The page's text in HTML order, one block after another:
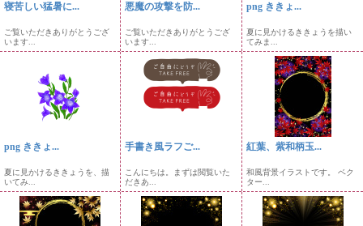
寝苦しい猛暑に...
ご覧いただきありがとうござ
います...
悪魔の攻撃を防...
ご覧いただきありがとうござ
います...
png ききょ...
夏に見かけるききょうを描い
てみま...
png ききょ...
夏に見かけるききょうを、描
いてみ...
手書き風ラフご...
こんにちは。まずは閲覧いた
だきあ...
紅葉、紫和柄玉...
和風背景イラストです。 ベク
ター...